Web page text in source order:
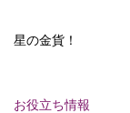
星の金貨！
お役立ち情報